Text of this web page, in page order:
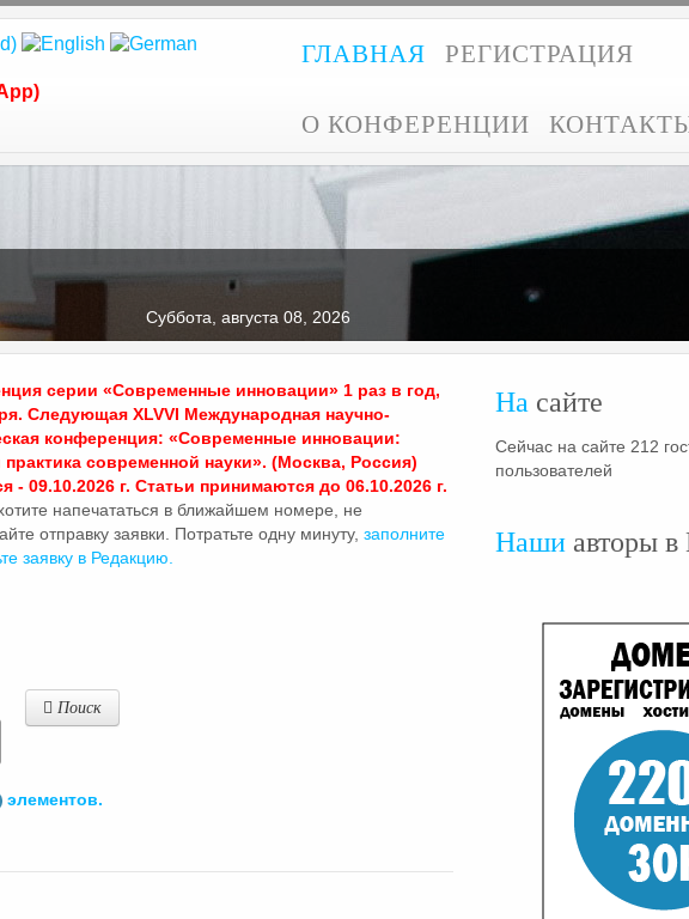
ГЛАВНАЯ РЕГИСТРАЦИЯ
О КОНФЕРЕНЦИИ
Суббота, августа 08, 2026
серии «Современные инновации» 1 раз в год,
Следующая XLVVI Международная научно-
конференция: «Современные инновации:
практика современной науки». (Москва, Россия)
- 09.10.2026 г. Статьи принимаются до 06.10.2026 г.
напечататься в ближайшем номере, не
отправку заявки. Потратьте одну минуту, заполните
заявку в Редакцию.
Поиск
элементов.
На сайте
Сейчас на сайте 212
пользователей
Наши авторы в